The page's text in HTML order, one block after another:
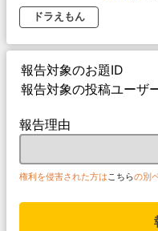
ドラえもん
報告対象のお題ID
報告対象の投稿ユーザ
報告理由
権利を侵害された方はこちらの別